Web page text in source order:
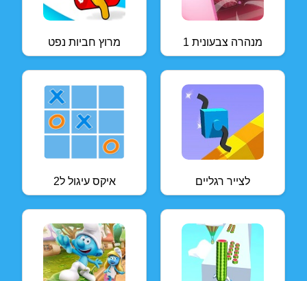
מרוץ חביות נפט מנהרה צבעונית 1
איקס עיגול ל2 לצייר רגליים